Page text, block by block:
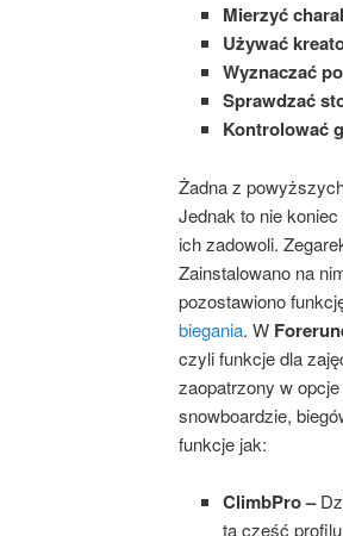
Mierzyć
Używać
Wyznaczać
Sprawdzać
Kontrolować
Żadna z
Jednak to nie
ich zadowoli.
Zainstalowano na
pozostawiono
biegania. W
czyli funkcje dla
zaopatrzony w
snowboardzie,
funkcje jak:
ClimbPro –
ta część